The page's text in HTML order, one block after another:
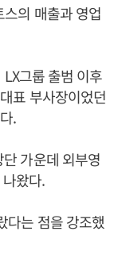
의 매출과 영업
그룹 출범 이후
표 부사장이었던
.
가운데 외부영
왔다.
다는 점을 강조했